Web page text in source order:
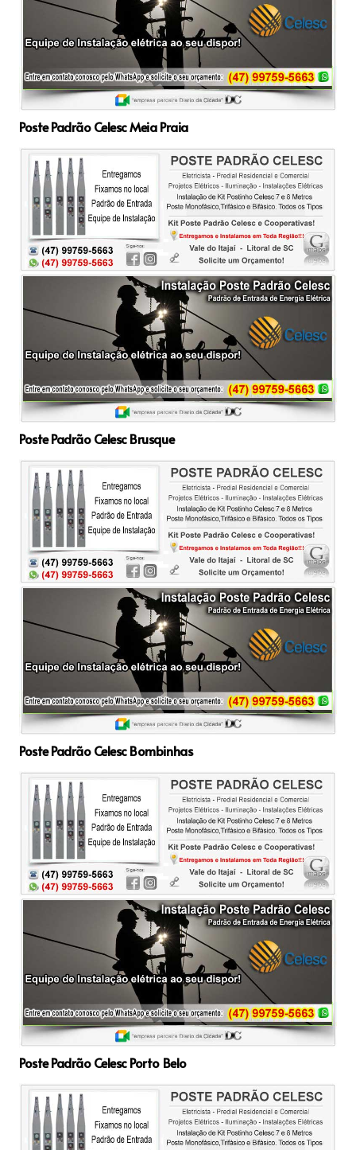
Poste Padrão Celesc Meia Praia
Poste Padrão Celesc Brusque
Poste Padrão Celesc Bombinhas
Poste Padrão Celesc Porto Belo